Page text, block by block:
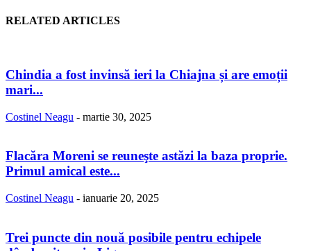
RELATED ARTICLES
Chindia a fost invinsă ieri la Chiajna și are emoții
mari...
Costinel Neagu - martie 30, 2025
Flacăra Moreni se reuneşte astăzi la baza proprie.
Primul amical este...
Costinel Neagu - ianuarie 20, 2025
Trei puncte din nouă posibile pentru echipele